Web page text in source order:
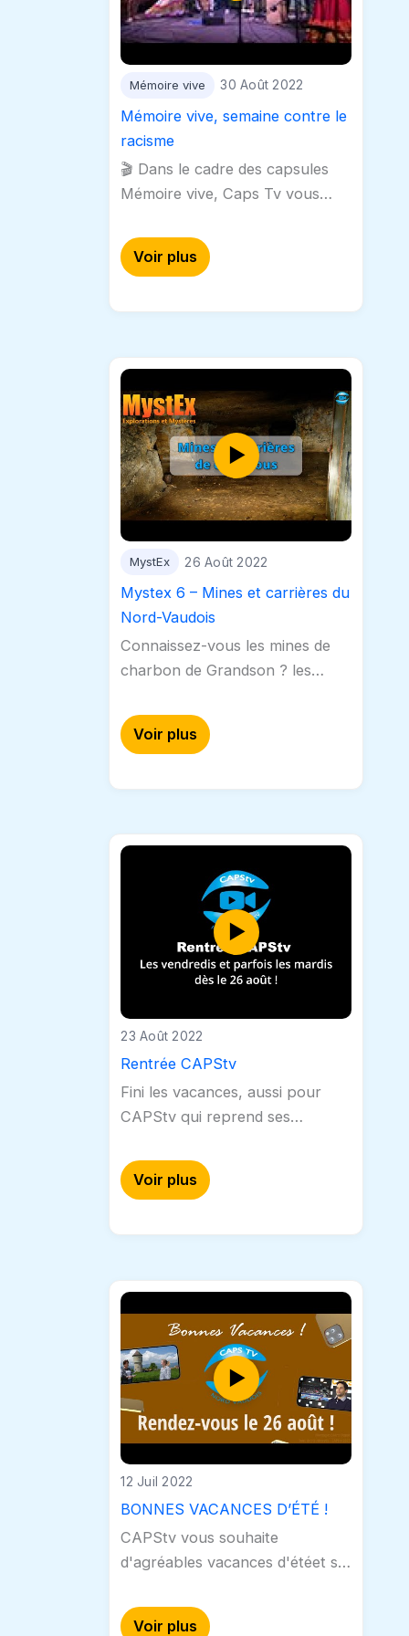
Mémoire vive 30 Août 2022
Mémoire vive, semaine contre le
racisme
🎬 Dans le cadre des capsules
Mémoire vive, Caps Tv vous
musiques du monde. A Orbe
s'est déroulé en 2018 le…
Voir plus
MystEx 26 Août 2022
Mystex 6 – Mines et carrières du
Nord-Vaudois
Connaissez-vous les mines de
charbon de Grandson ? les
Montcherand ? Découvrez les
mines et carrières du nord-
épisode…
Voir plus
23 Août 2022
Rentrée CAPStv
Fini les vacances, aussi pour
CAPStv qui reprend ses
quelques images des vidéos à
venir…
Voir plus
12 Juil 2022
BONNES VACANCES D’ÉTÉ !
CAPStv vous souhaite
d'agréables vacances d'étéet se
août avec de nouvelles vidéos
Voir plus